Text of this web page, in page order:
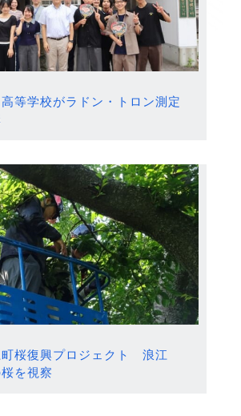
等学校がラドン・トロン測定
町桜復興プロジェクト 浪江
を視察